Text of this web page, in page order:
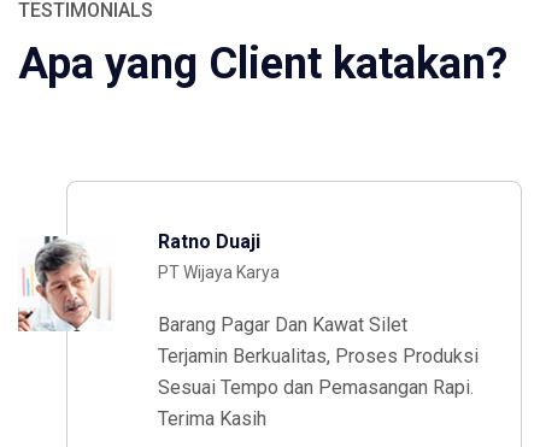
TESTIMONIALS
Apa yang Client katakan?
Ratno Duaji
PT Wijaya Karya
Barang Pagar Dan Kawat Silet
Terjamin Berkualitas, Proses Produksi
Sesuai Tempo dan Pemasangan Rapi.
Terima Kasih